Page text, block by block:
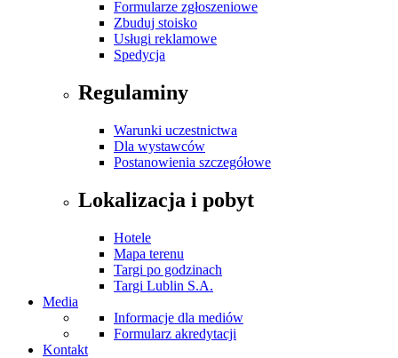
Formularze zgłoszeniowe
Zbuduj stoisko
Usługi reklamowe
Spedycja
Regulaminy
Warunki uczestnictwa
Dla wystawców
Postanowienia szczegółowe
Lokalizacja i pobyt
Hotele
Mapa terenu
Targi po godzinach
Targi Lublin S.A.
Media
Informacje dla mediów
Formularz akredytacji
Kontakt